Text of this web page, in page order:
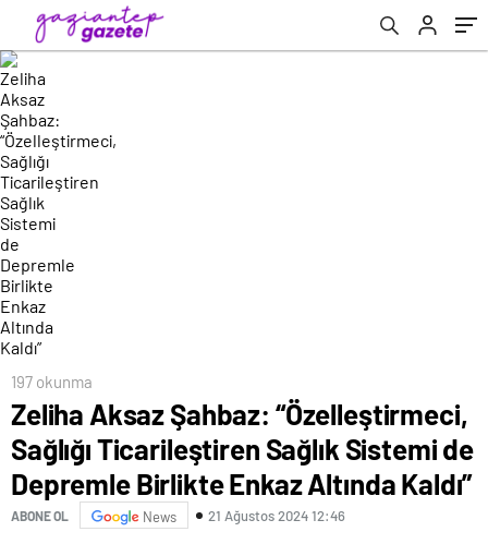
Birlikte Enkaz Altında Kaldı”
197 okunma
Zeliha Aksaz Şahbaz: “Özelleştirmeci,
Sağlığı Ticarileştiren Sağlık Sistemi de
Depremle Birlikte Enkaz Altında Kaldı”
ABONE OL News 21 Ağustos 2024 12:46